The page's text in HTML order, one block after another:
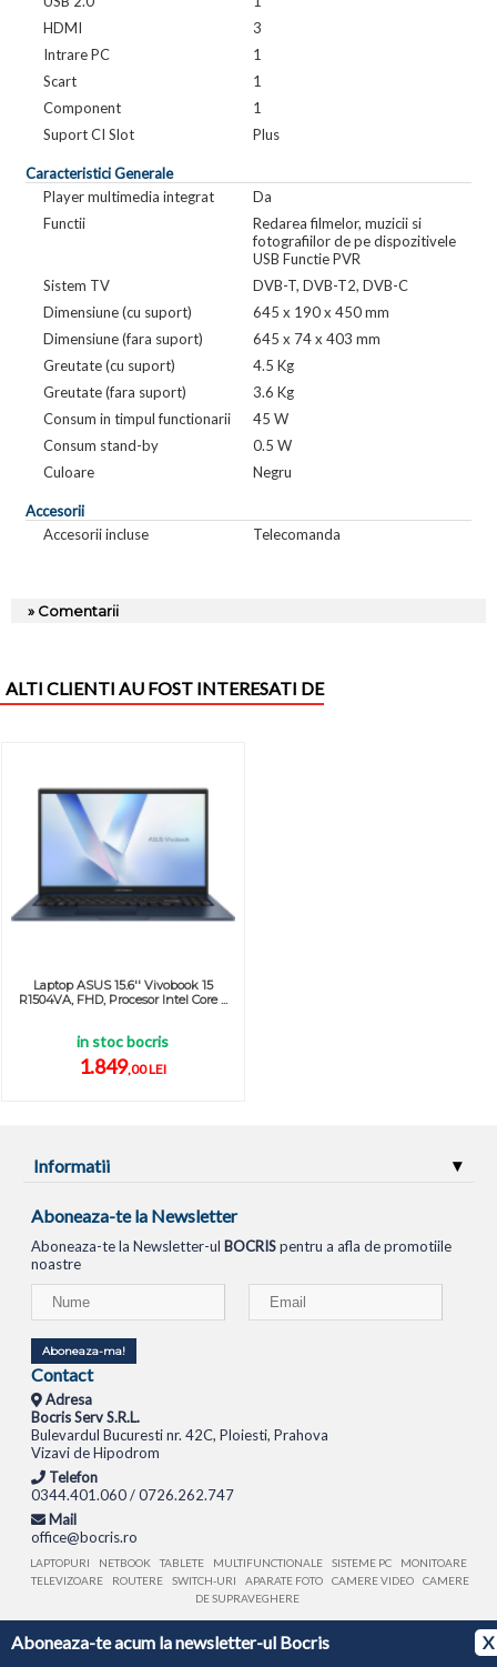
Aboneaza-te acum la newsletter-ul Bocris
X
HDMI
3
Intrare PC
1
Scart
1
Component
1
Suport CI Slot
Plus
Caracteristici Generale
Player multimedia integrat
Da
Functii
Redarea filmelor, muzicii si
fotografiilor de pe dispozitivele
USB Functie PVR
Sistem TV
DVB-T, DVB-T2, DVB-C
Dimensiune (cu suport)
645 x 190 x 450 mm
Dimensiune (fara suport)
645 x 74 x 403 mm
Greutate (cu suport)
4.5 Kg
Greutate (fara suport)
3.6 Kg
Consum in timpul functionarii
45 W
Consum stand-by
0.5 W
Culoare
Negru
Accesorii
Accesorii incluse
Telecomanda
» Comentarii
ALTI CLIENTI AU FOST INTERESATI DE
Laptop ASUS 15.6'' Vivobook 15
R1504VA, FHD, Procesor Intel Core ...
in stoc bocris
1.849,00 LEI
Informatii
Aboneaza-te la Newsletter
Aboneaza-te la Newsletter-ul BOCRISpentru a afla de promotiile
noastre
Aboneaza-ma!
Contact
Adresa
Bocris Serv S.R.L.
Bulevardul Bucuresti nr. 42C, Ploiesti, Prahova
Vizavi de Hipodrom
Telefon
0344.401.060 / 0726.262.747
Mail
office@bocris.ro
LAPTOPURI NETBOOK TABLETE MULTIFUNCTIONALE SISTEME PC
MONITOARE
TELEVIZOARE
ROUTERE SWITCH-URI APARATE FOTO CAMERE VIDEO
CAMERE
DE SUPRAVEGHERE
© 1994 - 2026 BOCRIS SERV S.R.L. | CUI: RO6260085, REG. COM.: J29/2413/1994